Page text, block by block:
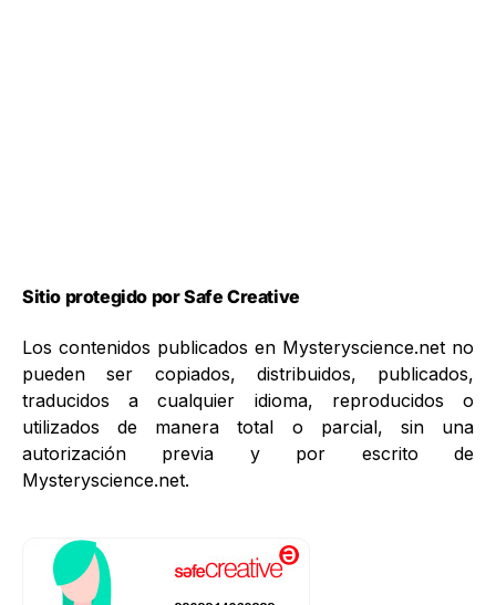
Sitio protegido por Safe Creative
Los contenidos publicados en Mysteryscience.net no
pueden ser copiados, distribuidos, publicados,
traducidos a cualquier idioma, reproducidos o
utilizados de manera total o parcial, sin una
autorización previa y por escrito de
Mysteryscience.net.